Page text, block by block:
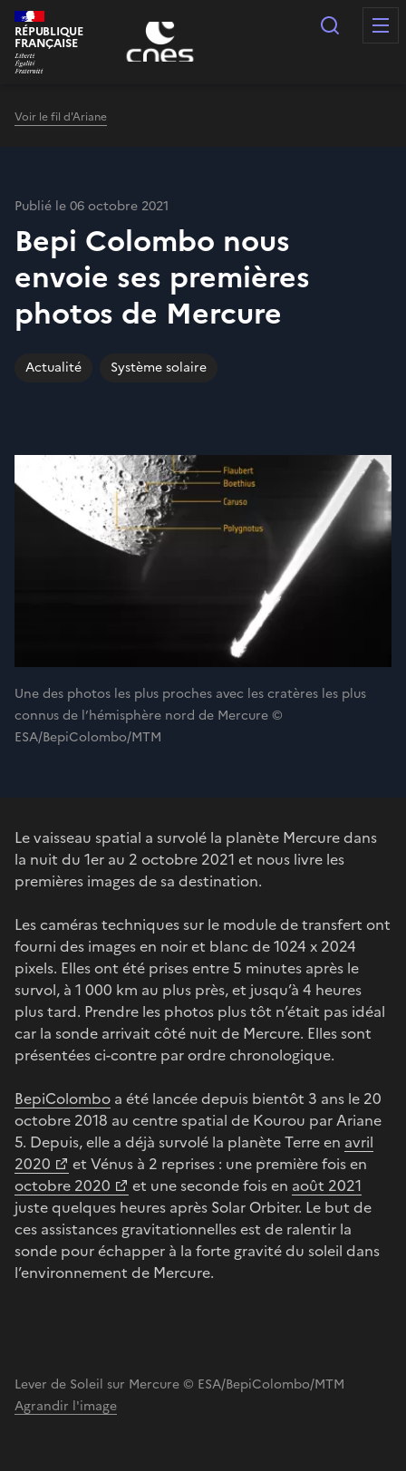
Panneau de gestion des cookies
RÉPUBLIQUE
FRANÇAISE
Voir le fil d'Ariane
Publié le 06 octobre 2021
Bepi Colombo nous
envoie ses premières
photos de Mercure
Actualité Système solaire
Une des photos les plus proches avec les cratères les plus
connus de l’hémisphère nord de Mercure ©
ESA/BepiColombo/MTM
Le vaisseau spatial a survolé la planète Mercure dans
la nuit du 1er au 2 octobre 2021 et nous livre les
premières images de sa destination.
Les caméras techniques sur le module de transfert ont
fourni des images en noir et blanc de 1024 x 2024
pixels. Elles ont été prises entre 5 minutes après le
survol, à 1 000 km au plus près, et jusqu’à 4 heures
plus tard. Prendre les photos plus tôt n’était pas idéal
car la sonde arrivait côté nuit de Mercure. Elles sont
présentées ci-contre par ordre chronologique.
BepiColombo a été lancée depuis bientôt 3 ans le 20
octobre 2018 au centre spatial de Kourou par Ariane
5. Depuis, elle a déjà survolé la planète Terre en avril
2020
et Vénus à 2 reprises : une première fois en
octobre 2020
et une seconde fois en août 2021
juste quelques heures après Solar Orbiter. Le but de
ces assistances gravitationnelles est de ralentir la
sonde pour échapper à la forte gravité du soleil dans
l’environnement de Mercure.
Lever de Soleil sur Mercure © ESA/BepiColombo/MTM
Agrandir l'image